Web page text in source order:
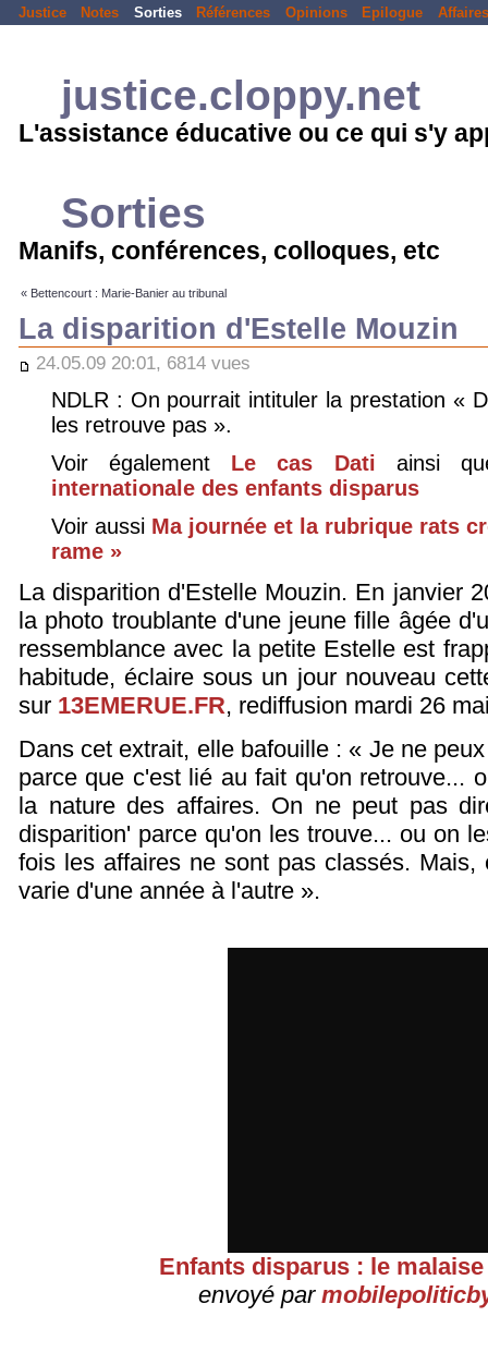
Justice Notes Sorties Références Opinions Epilogue Affaires
justice.cloppy.net
L'assistance éducative ou ce qui s'y
Sorties
Manifs, conférences, colloques, etc
« Bettencourt : Marie-Banier au tribunal
La disparition d'Estelle Mouzin
24.05.09 20:01, 6814 vues
NDLR : On pourrait intituler la prestation «
les retrouve pas ».
Voir également Le cas Dati ainsi
internationale des enfants disparus
Voir aussi Ma journée et la rubrique rats
rame »
La disparition d'Estelle Mouzin. En janvier
la photo troublante d'une jeune fille âgée
ressemblance avec la petite Estelle est
habitude, éclaire sous un jour nouveau
sur 13EMERUE.FR, rediffusion mardi 26
Dans cet extrait, elle bafouille : « Je ne
parce que c'est lié au fait qu'on retrouve...
la nature des affaires. On ne peut pas
disparition' parce qu'on les trouve... ou on
fois les affaires ne sont pas classés. Mais,
varie d'une année à l'autre ».
Enfants disparus : le
envoyé par